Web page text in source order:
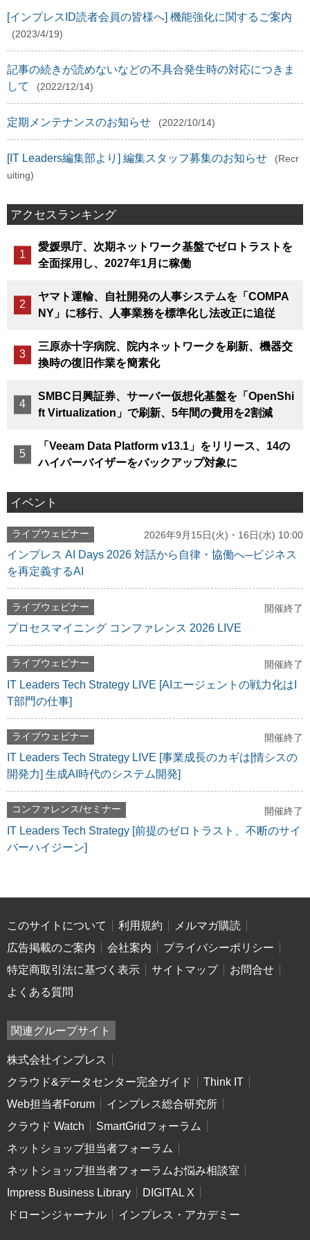
[インプレスID読者会員の皆様へ] 機能強化に関するご案内
(2023/4/19)
記事の続きが読めないなどの不具合発生時の対応につきま
して
(2022/12/14)
定期メンテナンスのお知らせ (2022/10/14)
[IT Leaders編集部より] 編集スタッフ募集のお知らせ
(Recr
uiting)
アクセスランキング
愛媛県庁、次期ネットワーク基盤でゼロトラストを
全面採用し、2027年1月に稼働
ヤマト運輸、自社開発の人事システムを「COMPA
NY」に移行、人事業務を標準化し法改正に追従
三原赤十字病院、院内ネットワークを刷新、機器交
換時の復旧作業を簡素化
SMBC日興証券、サーバー仮想化基盤を「OpenShi
ft Virtualization」で刷新、5年間の費用を2割減
「Veeam Data Platform v13.1」をリリース、14の
ハイパーバイザーをバックアップ対象に
イベント
ライブウェビナー 2026年9月15日(火)・16日(水) 10:00
インプレス AI Days 2026 対話から自律・協働へ─ビジネス
を再定義するAI
ライブウェビナー 開催終了
プロセスマイニング コンファレンス 2026 LIVE
ライブウェビナー 開催終了
IT Leaders Tech Strategy LIVE [AIエージェントの戦力化はI
T部門の仕事]
ライブウェビナー 開催終了
IT Leaders Tech Strategy LIVE [事業成長のカギは[情シスの
開発力] 生成AI時代のシステム開発]
コンファレンス/セミナー 開催終了
IT Leaders Tech Strategy [前提のゼロトラスト、不断のサイ
バーハイジーン]
このサイトについて 利用規約
メルマガ購読
広告掲載のご案内
会社案内
プライバシーポリシー
特定商取引法に基づく表示
サイトマップ
お問合せ
よくある質問
関連グループサイト
株式会社インプレス
クラウド&データセンター完全ガイド
Think IT
Web担当者Forum
インプレス総合研究所
クラウド Watch
SmartGridフォーラム
ネットショップ担当者フォーラム
ネットショップ担当者フォーラムお悩み相談室
Impress Business Library
DIGITAL X
ドローンジャーナル
インプレス・アカデミー